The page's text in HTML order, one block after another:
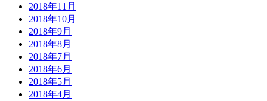
2018年11月
2018年10月
2018年9月
2018年8月
2018年7月
2018年6月
2018年5月
2018年4月